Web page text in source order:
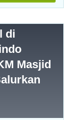
di
Masjid